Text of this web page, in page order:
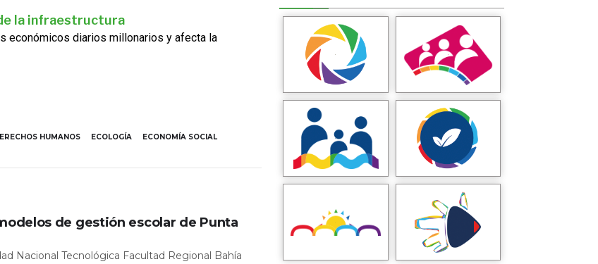
la infraestructura
económicos diarios millonarios y afecta la
HUMANOS ECOLOGÍA
ECONOMÍA SOCIAL
de gestión escolar de Punta
Nacional Tecnológica Facultad Regional Bahía